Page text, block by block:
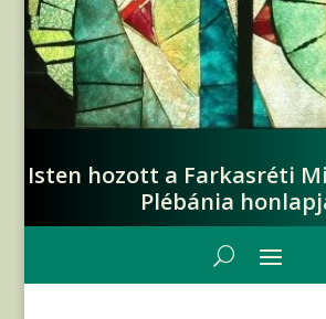
Isten hozott a Farkasréti
Plébánia